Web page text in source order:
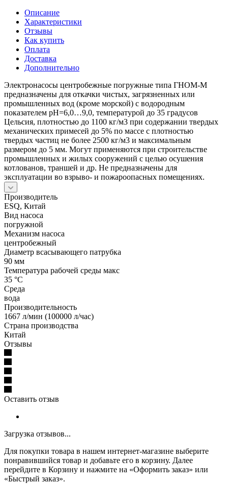
Описание
Характеристики
Отзывы
Как купить
Оплата
Доставка
Дополнительно
Электронасосы центробежные погружные типа ГНОМ-М
предназначены для откачки чистых, загрязненных или
промышленных вод (кроме морской) с водородным
показателем рН=6,0…9,0, температурой до 35 градусов
Цельсия, плотностью до 1100 кг/м3 при содержании твердых
механических примесей до 5% по массе с плотностью
твердых частиц не более 2500 кг/м3 и максимальным
размером до 5 мм. Могут применяются при строительстве
промышленных и жилых сооружений с целью осушения
котлованов, траншей и др. Не предназначены для
эксплуатации во взрыво- и пожароопасных помещениях.
Производитель
ESQ, Китай
Вид насоса
погружной
Механизм насоса
центробежный
Диаметр всасывающего патрубка
90 мм
Температура рабочей среды макс
35 °С
Среда
вода
Производительность
1667 л/мин (100000 л/час)
Страна производства
Китай
Отзывы
Оставить отзыв
Загрузка отзывов...
Для покупки товара в нашем интернет-магазине выберите
понравившийся товар и добавьте его в корзину. Далее
перейдите в Корзину и нажмите на «Оформить заказ» или
«Быстрый заказ».